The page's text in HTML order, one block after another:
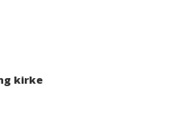
kirke